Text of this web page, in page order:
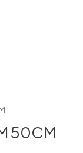
50CM